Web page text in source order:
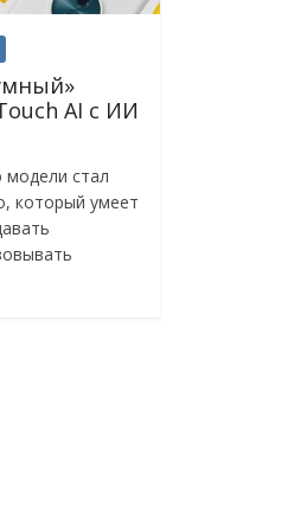
AI с ИИ
стал
который умеет